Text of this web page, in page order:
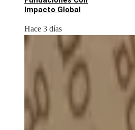
Impacto Global
Hace 3 días